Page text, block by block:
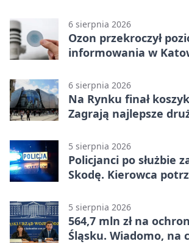
6 sierpnia 2026
Ozon przekroczył
informowania w
6 sierpnia 2026
Na Rynku finał
Zagrają najlepsze
5 sierpnia 2026
Policjanci po służbie
Skodę. Kierowca
5 sierpnia 2026
564,7 mln zł na
Śląsku. Wiadomo, na